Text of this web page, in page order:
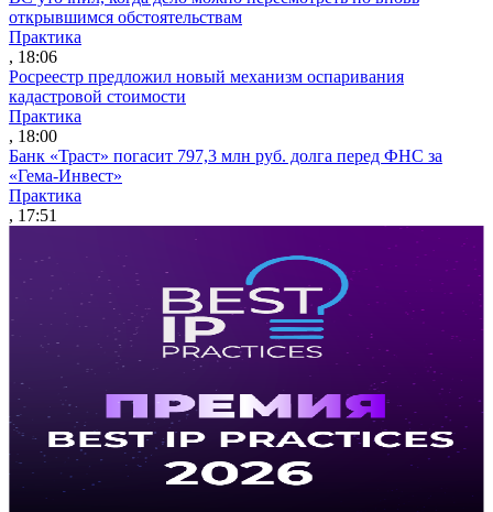
открывшимся обстоятельствам
Практика
, 18:06
Росреестр предложил новый механизм оспаривания
кадастровой стоимости
Практика
, 18:00
Банк «Траст» погасит 797,3 млн руб. долга перед ФНС за
«Гема-Инвест»
Практика
, 17:51